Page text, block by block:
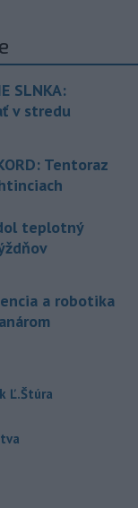
SLNKA:
v stredu
Tentoraz
teplotný
a robotika
Ľ.Štúra